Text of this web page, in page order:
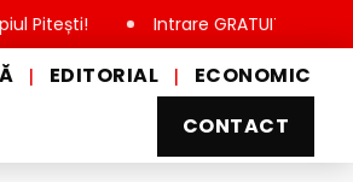
Intrare GRATUITĂ pentru copii,
| EDITORIAL |
ECONOMIC
CONTACT